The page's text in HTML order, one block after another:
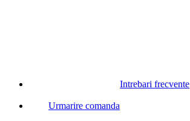
Intrebari frecvente
Urmarire comanda